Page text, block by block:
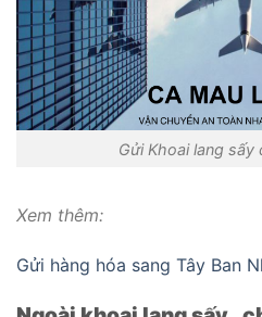
Gửi Khoai lang sấy
Xem thêm:
Gửi hàng hóa sang Tây Ban